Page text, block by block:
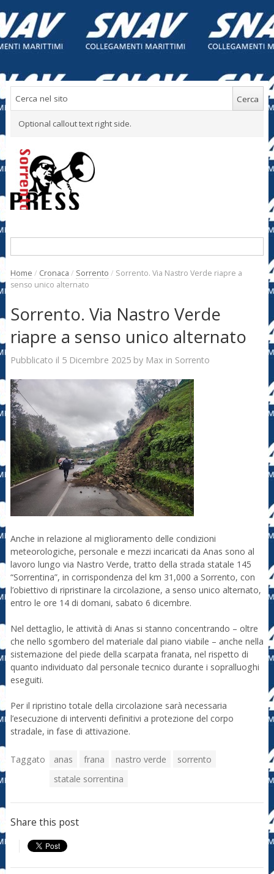
Optional callout text right side.
Home / Cronaca / Sorrento / Sorrento. Via Nastro Verde riapre a
senso unico alternato
Sorrento. Via Nastro Verde
riapre a senso unico alternato
Pubblicato il 5 Dicembre 2025by Max in Sorrento
Anche in relazione al miglioramento delle condizioni
meteorologiche, personale e mezzi incaricati da Anas sono al
lavoro lungo via Nastro Verde, tratto della strada statale 145
“Sorrentina”, in corrispondenza del km 31,000 a Sorrento, con
l’obiettivo di ripristinare la circolazione, a senso unico alternato,
entro le ore 14 di domani, sabato 6 dicembre.
Nel dettaglio, le attività di Anas si stanno concentrando – oltre
che nello sgombero del materiale dal piano viabile – anche nella
sistemazione del piede della scarpata franata, nel rispetto di
quanto individuato dal personale tecnico durante i sopralluoghi
eseguiti.
Per il ripristino totale della circolazione sarà necessaria
l’esecuzione di interventi definitivi a protezione del corpo
stradale, in fase di attivazione.
Taggato anas frana nastro verde
sorrento
statale sorrentina
Share this post